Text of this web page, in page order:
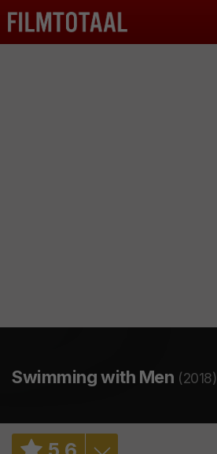
Swimming with Men (2018)